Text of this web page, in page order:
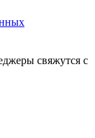
свяжутся с